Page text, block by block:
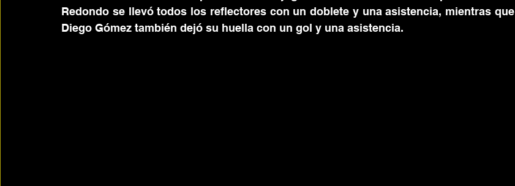
Redondo se llevó todos los reflectores con un doblete y una asistencia, mientras que
Diego Gómez también dejó su huella con un gol y una asistencia.